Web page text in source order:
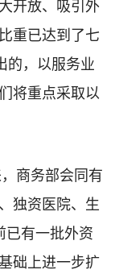
开放、吸引外
重已达到了七
的，以服务业
将重点采取以
商务部会同有
独资医院、生
已有一批外资
础上进一步扩